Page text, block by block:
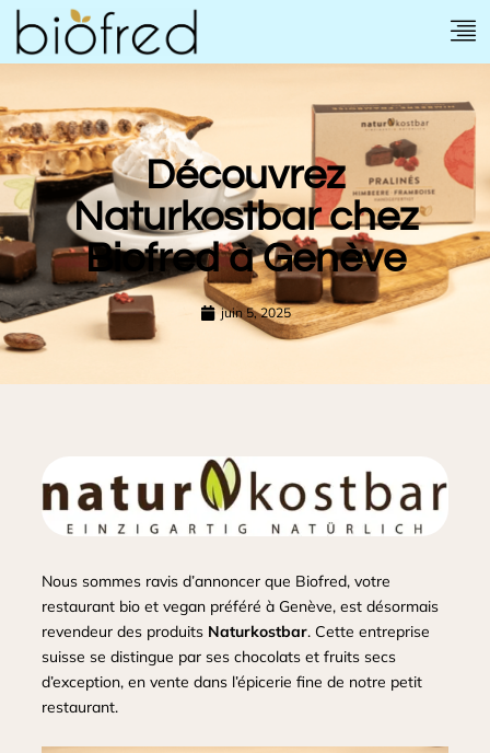
Découvrez
Naturkostbar chez
Biofred à Genève
juin 5, 2025
Nous sommes ravis d’annoncer que Biofred, votre
restaurant bio et vegan préféré à Genève, est désormais
revendeur des produits Naturkostbar. Cette entreprise
suisse se distingue par ses chocolats et fruits secs
d’exception, en vente dans l’épicerie fine de notre petit
restaurant.